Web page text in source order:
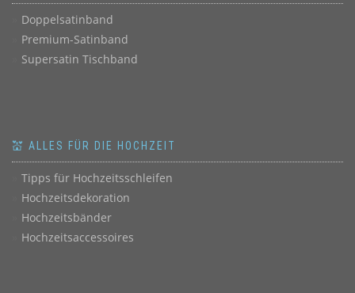
Doppelsatinband
Premium-Satinband
Supersatin Tischband
💒 ALLES FÜR DIE HOCHZEIT
Tipps für Hochzeitsschleifen
Hochzeitsdekoration
Hochzeitsbänder
Hochzeitsaccessoires